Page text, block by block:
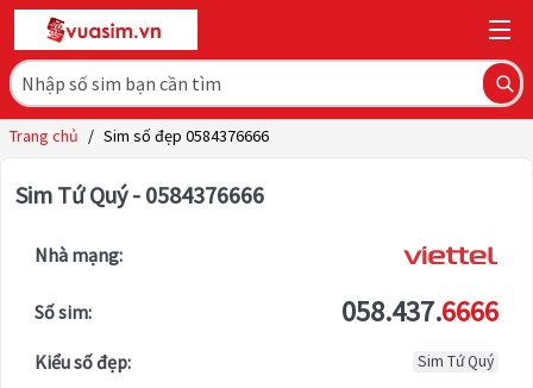
Trang chủ / Sim số đẹp 0584376666
Sim Tứ Quý - 0584376666
Nhà mạng:
Số sim: 058.437.6666
Kiểu số đẹp: Sim Tứ Quý